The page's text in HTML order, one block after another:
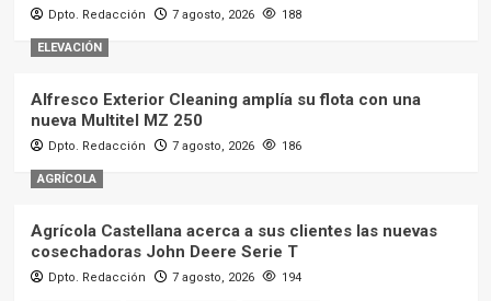
Dpto. Redacción 7 agosto, 2026 188
ELEVACIÓN
Alfresco Exterior Cleaning amplía su flota con una
nueva Multitel MZ 250
Dpto. Redacción 7 agosto, 2026 186
AGRÍCOLA
Agrícola Castellana acerca a sus clientes las nuevas
cosechadoras John Deere Serie T
Dpto. Redacción 7 agosto, 2026 194